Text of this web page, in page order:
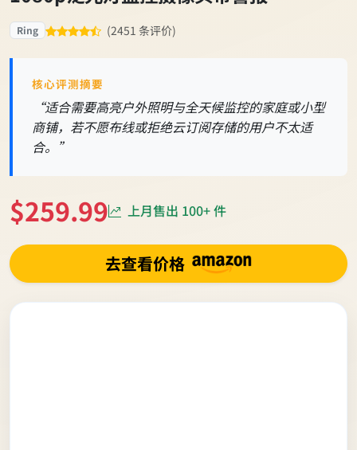
Ring (2451 条评价)
核心评测摘要
“适合需要高亮户外照明与全天候监控的家庭或小型
商铺，若不愿布线或拒绝云订阅存储的用户不太适
合。”
$259.99 上月售出 100+ 件
去查看价格